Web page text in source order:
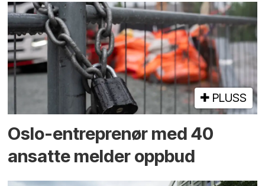
PLUSS
Oslo-entreprenør med 40
ansatte melder oppbud